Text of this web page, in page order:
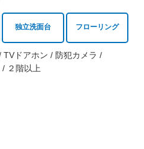
独立洗面台 フローリング
TVドアホン
防犯カメラ
２階以上